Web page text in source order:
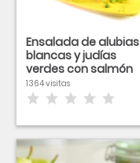
Ensalada de alubias
blancas y judías
verdes con salmón
1364 visitas